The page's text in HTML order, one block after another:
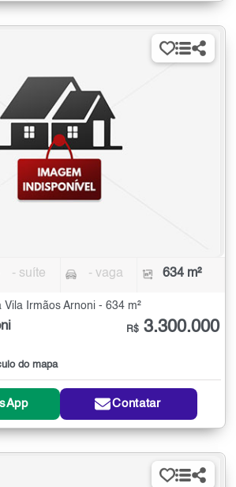
- suíte - vaga 634 m²
Vila Irmãos Arnoni - 634 m²
do mapa
R$ 3.300.000
Contatar